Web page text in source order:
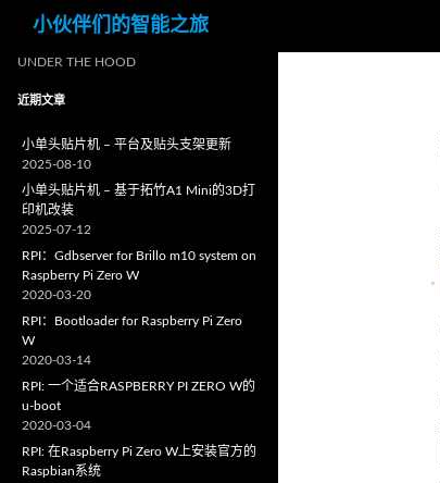
小伙伴们的智能之旅
UNDER THE HOOD
近期文章
小单头贴片机 – 平台及贴头支架更新
2025-08-10
小单头贴片机 – 基于拓竹A1 Mini的3D打
印机改装
2025-07-12
RPI：Gdbserver for Brillo m10 system on
Raspberry Pi Zero W
2020-03-20
RPI：Bootloader for Raspberry Pi Zero
W
2020-03-14
RPI: 一个适合RASPBERRY PI ZERO W的
u-boot
2020-03-04
RPI: 在Raspberry Pi Zero W上安装官方的
Raspbian系统